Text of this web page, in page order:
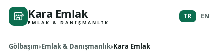
Kara Emlak
EMLAK & DANIŞMANLIK
TR EN
Gölbaşım Emlak & Danışmanlık Kara Emlak